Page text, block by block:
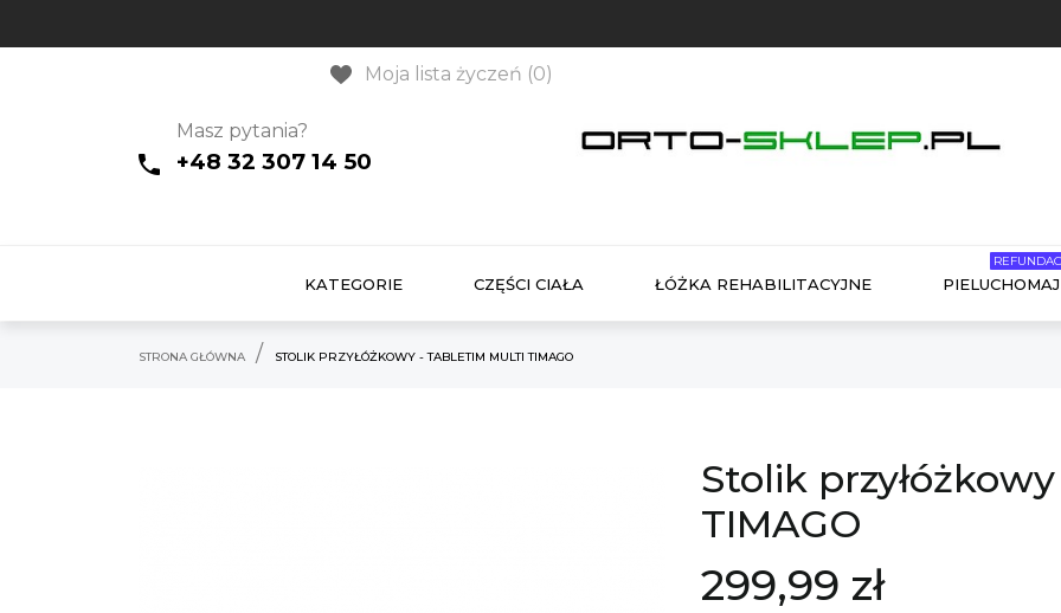
Moja lista życzeń (0)
Masz pytania?
+48 32 307 14 50
KATEGORIE CZĘŚCI CIAŁA ŁÓŻKA REHABILITACYJNE
STRONA GŁÓWNA STOLIK PRZYŁÓŻKOWY - TABLETIM MULTI TIMAGO
Stolik
TIMAGO
299,99 zł